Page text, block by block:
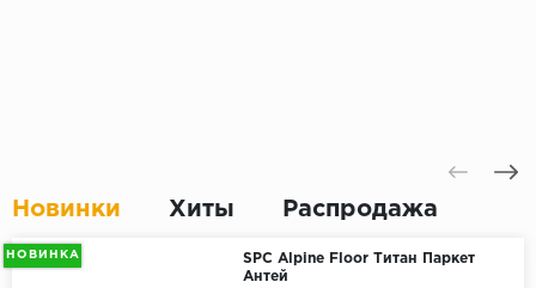
Новинки Хиты Распродажа
НОВИНКА
SPC Alpine Floor Титан Паркет
Антей